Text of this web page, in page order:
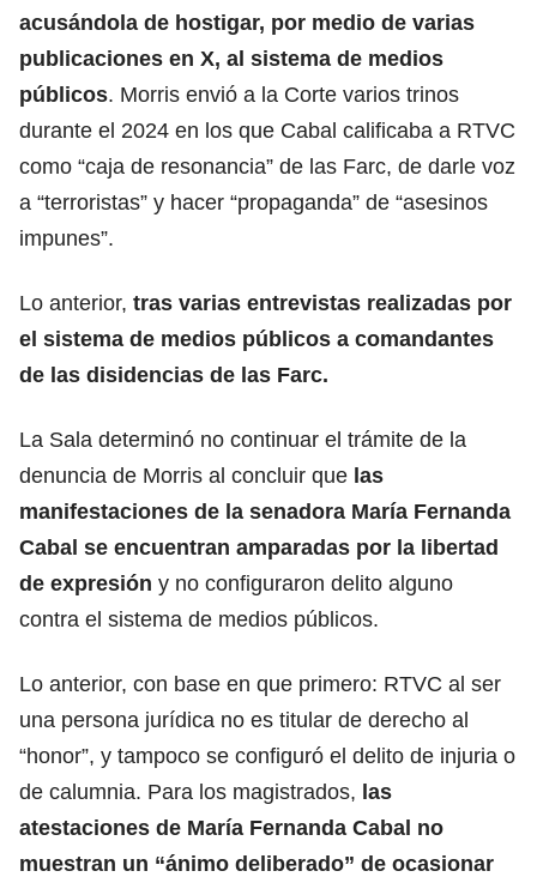
acusándola de hostigar, por medio de varias
publicaciones en X, al sistema de medios
públicos. Morris envió a la Corte varios trinos
durante el 2024 en los que Cabal calificaba a RTVC
como “caja de resonancia” de las Farc, de darle voz
a “terroristas” y hacer “propaganda” de “asesinos
impunes”.
Lo anterior, tras varias entrevistas realizadas por
el sistema de medios públicos a comandantes
de las disidencias de las Farc.
La Sala determinó no continuar el trámite de la
denuncia de Morris al concluir que las
manifestaciones de la senadora María Fernanda
Cabal se encuentran amparadas por la libertad
de expresión y no configuraron delito alguno
contra el sistema de medios públicos.
Lo anterior, con base en que primero: RTVC al ser
una persona jurídica no es titular de derecho al
“honor”, y tampoco se configuró el delito de injuria o
de calumnia. Para los magistrados, las
atestaciones de María Fernanda Cabal no
muestran un “ánimo deliberado” de ocasionar